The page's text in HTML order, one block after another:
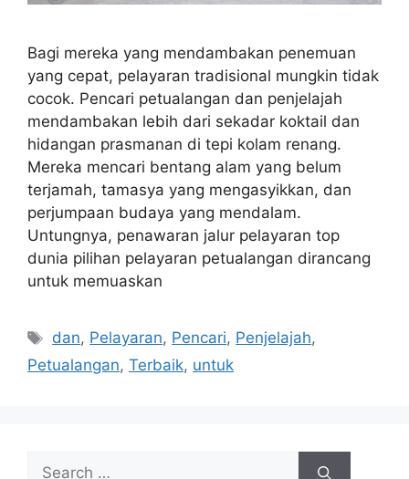
Bagi mereka yang mendambakan penemuan
yang cepat, pelayaran tradisional mungkin tidak
cocok. Pencari petualangan dan penjelajah
mendambakan lebih dari sekadar koktail dan
hidangan prasmanan di tepi kolam renang.
Mereka mencari bentang alam yang belum
terjamah, tamasya yang mengasyikkan, dan
perjumpaan budaya yang mendalam.
Untungnya, penawaran jalur pelayaran top
dunia pilihan pelayaran petualangan dirancang
untuk memuaskan
Tags
dan, Pelayaran, Pencari, Penjelajah,
Petualangan, Terbaik, untuk
Search